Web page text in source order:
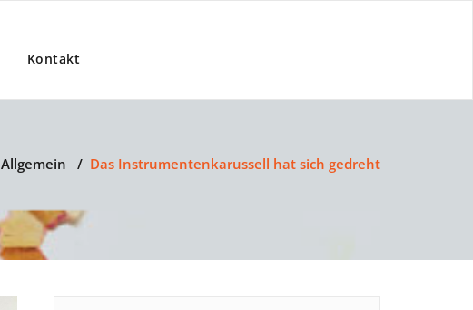
Kontakt
Allgemein / Das Instrumentenkarussell hat sich gedreht